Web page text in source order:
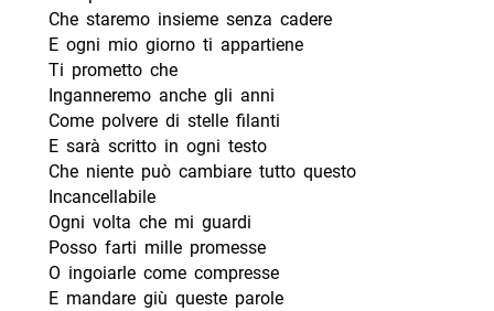
Che staremo insieme senza cadere
E ogni mio giorno ti appartiene
Ti prometto che
Inganneremo anche gli anni
Come polvere di stelle filanti
E sarà scritto in ogni testo
Che niente può cambiare tutto questo
Incancellabile
Ogni volta che mi guardi
Posso farti mille promesse
O ingoiarle come compresse
E mandare giù queste parole